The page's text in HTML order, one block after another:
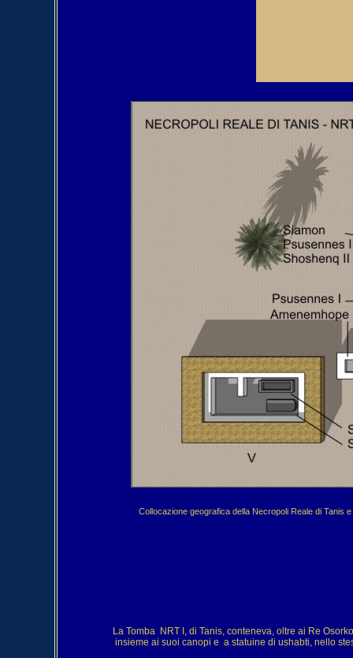
Collocazione geografica della Necropoli Reale di Tanis
insieme ai suoi canopi e  a statuine di ushabti, nello